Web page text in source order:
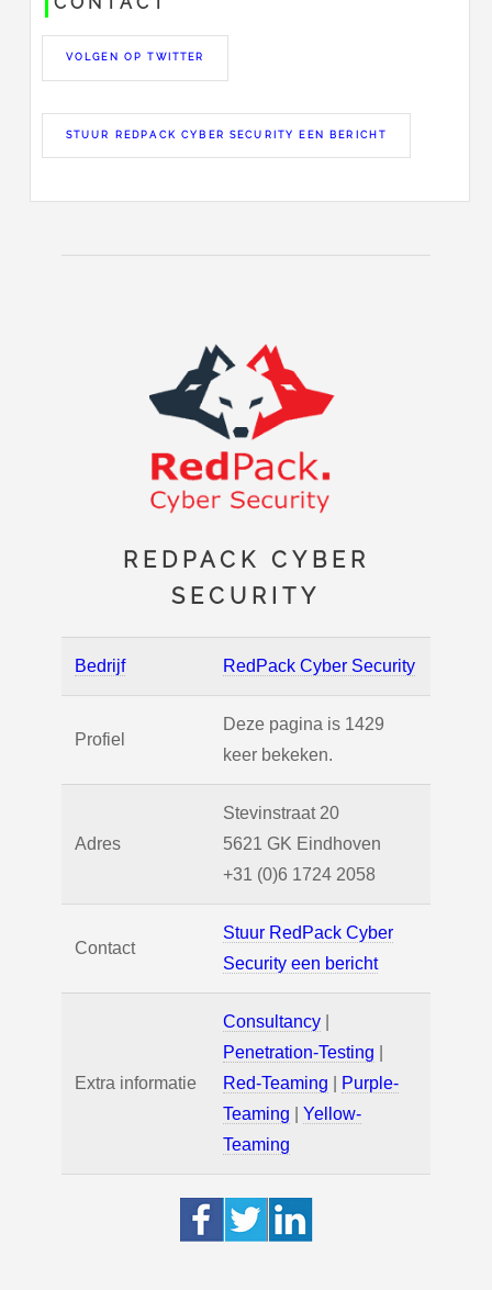
VOLGEN OP TWITTER
STUUR REDPACK CYBER SECURITY EEN BERICHT
REDPACK CYBER
SECURITY
Bedrijf RedPack Cyber Security
Profiel
Deze pagina is 1429
keer bekeken.
Adres
Stevinstraat 20
5621 GK Eindhoven
+31 (0)6 1724 2058
Contact
Stuur RedPack Cyber
Security een bericht
Extra informatie
Consultancy
Penetration-Testing
Red-Teaming
Purple-
Teaming
Yellow-
Teaming